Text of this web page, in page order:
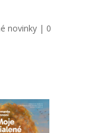
novinky| 0